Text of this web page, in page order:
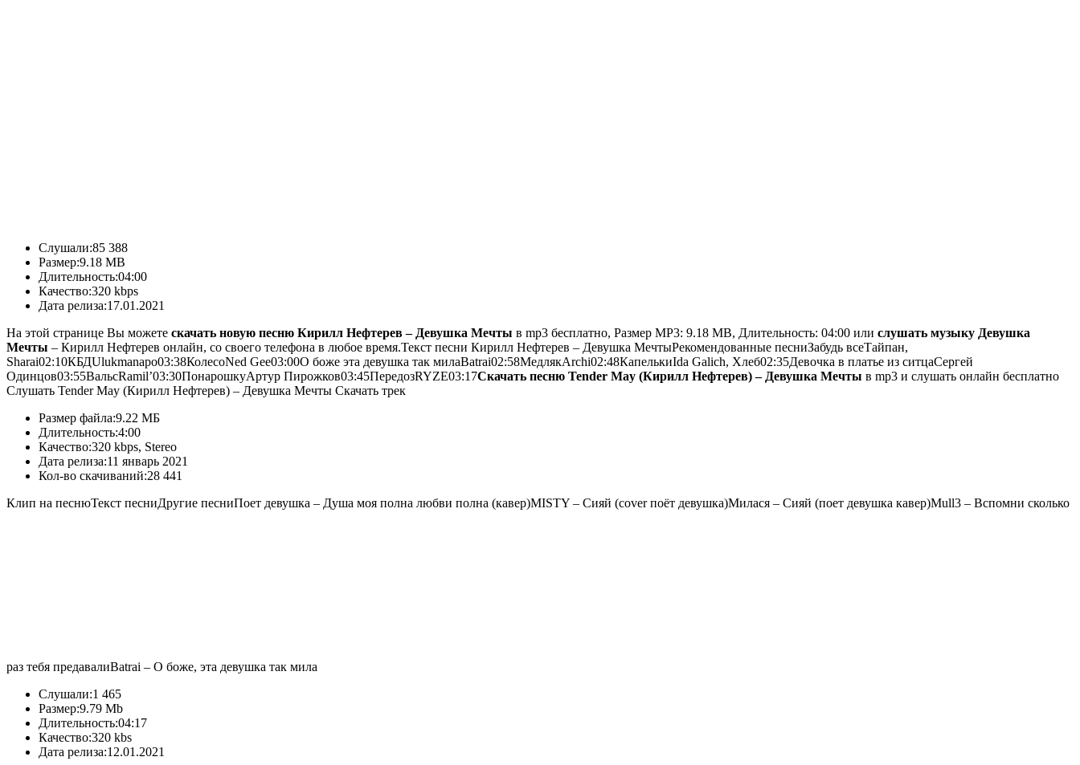
Слушали:85 388
Размер:9.18 MB
Длительность:04:00
Качество:320 kbps
Дата релиза:17.01.2021
На этой странице Вы можете скачать новую песню Кирилл Нефтерев – Девушка Мечты в mp3 бесплатно, Размер MP3: 9.18 MB, Длительность: 04:00 или слушать музыку Девушка
Мечты – Кирилл Нефтерев онлайн, со своего телефона в любое время.Текст песни Кирилл Нефтерев – Девушка МечтыРекомендованные песниЗабудь всеТайпан,
Sharai02:10КБДUlukmanapo03:38КолесоNed Gee03:00О боже эта девушка так милаBatrai02:58МедлякArchi02:48КапелькиIda Galich, Хлеб02:35Девочка в платье из ситцаСергей
Одинцов03:55ВальсRamil’03:30ПонарошкуАртур Пирожков03:45ПередозRYZE03:17Скачать песню Tender May (Кирилл Нефтерев) – Девушка Мечты в mp3 и слушать онлайн бесплатно
Слушать Tender May (Кирилл Нефтерев) – Девушка Мечты Скачать трек
Размер файла:9.22 МБ
Длительность:4:00
Качество:320 kbps, Stereo
Дата релиза:11 январь 2021
Кол-во скачиваний:28 441
Клип на песнюТекст песниДругие песниПоет девушка – Душа моя полна любви полна (кавер)MISTY – Сияй (cover поёт девушка)Милася – Сияй (поет девушка кавер)Mull3 – Вспомни сколько
раз тебя предавалиBatrai – О боже, эта девушка так мила
Слушали:1 465
Размер:9.79 Mb
Длительность:04:17
Качество:320 kbs
Дата релиза:12.01.2021